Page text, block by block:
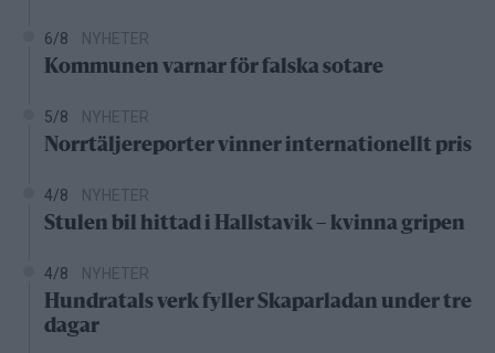
6/8 NYHETER
Kommunen varnar för falska sotare
5/8 NYHETER
Norrtäljereporter vinner internationellt pris
4/8 NYHETER
Stulen bil hittad i Hallstavik – kvinna gripen
4/8 NYHETER
Hundratals verk fyller Skaparladan under tre
dagar